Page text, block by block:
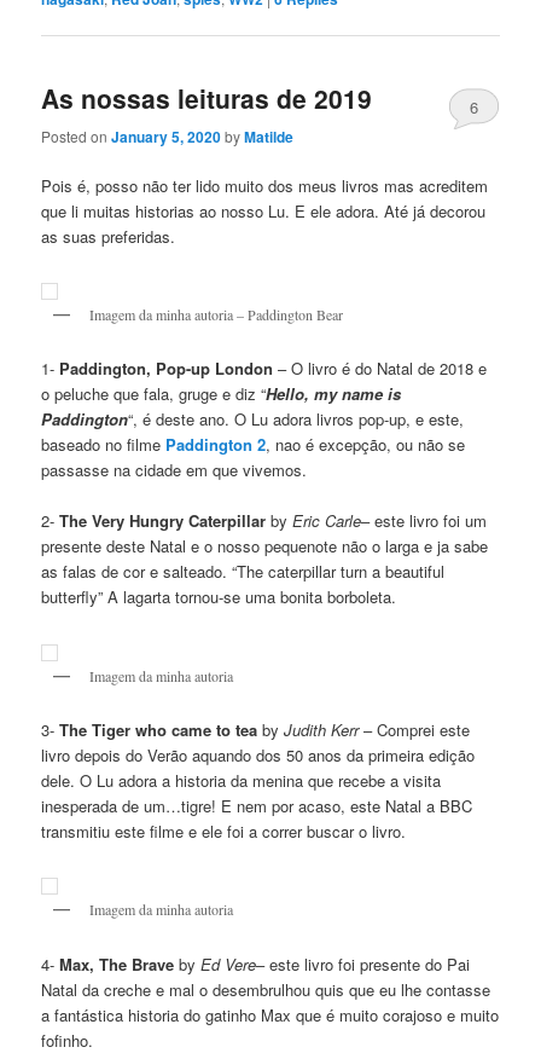
As nossas leituras de 2019
Posted onJanuary 5, 2020byMatilde
6
Pois é, posso não ter lido muito dos meus livros mas acreditem
que li muitas historias ao nosso Lu. E ele adora. Até já decorou
as suas preferidas.
Imagem da minha autoria – Paddington Bear
1- Paddington, Pop-up London – O livro é do Natal de 2018 e
o peluche que fala, gruge e diz “Hello, my name is
Paddington“, é deste ano. O Lu adora livros pop-up, e este,
baseado no filme Paddington 2, nao é excepção, ou não se
passasse na cidade em que vivemos.
2-The Very Hungry CaterpillarbyEric Carle– este livro foi um
presente deste Natal e o nosso pequenote não o larga e ja sabe
as falas de cor e salteado. “The caterpillar turn a beautiful
butterfly” A lagarta tornou-se uma bonita borboleta.
Imagem da minha autoria
3-The Tiger who came to tea byJudith Kerr– Comprei este
livro depois do Verão aquando dos 50 anos da primeira edição
dele. O Lu adora a historia da menina que recebe a visita
inesperada de um…tigre! E nem por acaso, este Natal a BBC
transmitiu este filme e ele foi a correr buscar o livro.
Imagem da minha autoria
4- Max, The Brave byEd Vere– este livro foi presente do Pai
Natal da creche e mal o desembrulhou quis que eu lhe contasse
a fantástica historia do gatinho Max que é muito corajoso e muito
fofinho.